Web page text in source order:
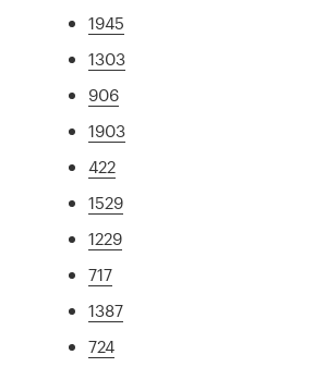
1945
1303
906
1903
422
1529
1229
717
1387
724